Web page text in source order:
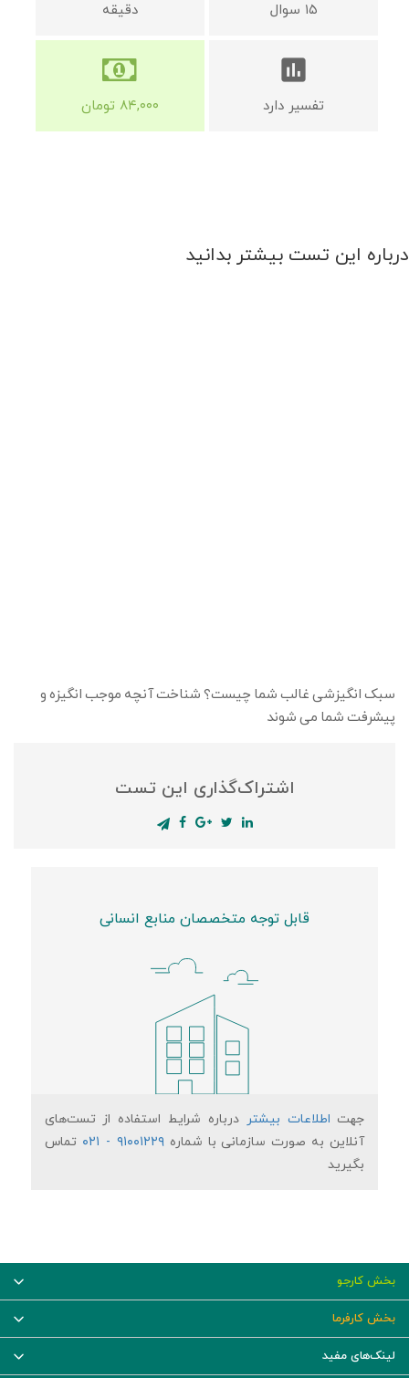
۱۵ سوال دقیقه
assessment
تفسیر دارد ۸۴,۰۰۰ تومان
درباره این تست بیشتر بدانید
سبک انگیزشی غالب شما چیست؟ شناخت آنچه موجب انگیزه و
پیشرفت شما می شوند
اشتراک‌گذاری این تست
قابل توجه متخصصان منابع انسانی
جهت اطلاعات بیشتر درباره شرایط استفاده از تست‌های
آنلاین به صورت سازمانی با شماره۹۱۰۰۱۲۲۹ - ۰۲۱
تماس
بگیرید
بخش کارجو
بخش کارفرما
لینک‌های مفید